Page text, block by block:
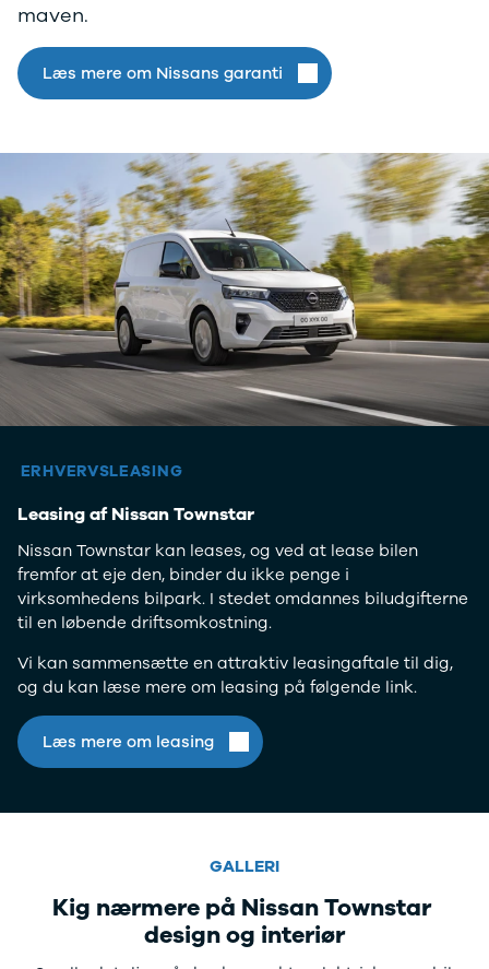
maven.
Læs mere om Nissans garanti
ERHVERVSLEASING
Leasing af Nissan Townstar
Nissan Townstar kan leases, og ved at lease bilen
fremfor at eje den, binder du ikke penge i
virksomhedens bilpark. I stedet omdannes biludgifterne
til en løbende driftsomkostning.
Vi kan sammensætte en attraktiv leasingaftale til dig,
og du kan læse mere om leasing på følgende link.
Læs mere om leasing
GALLERI
Kig nærmere på Nissan Townstar
design og interiør